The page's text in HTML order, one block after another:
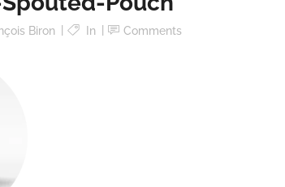
Biron In Comments